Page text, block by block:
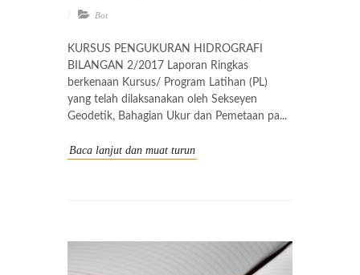
Bot
KURSUS PENGUKURAN HIDROGRAFI
BILANGAN 2/2017 Laporan Ringkas
berkenaan Kursus/ Program Latihan (PL)
yang telah dilaksanakan oleh Sekseyen
Geodetik, Bahagian Ukur dan Pemetaan pa...
Baca lanjut dan muat turun